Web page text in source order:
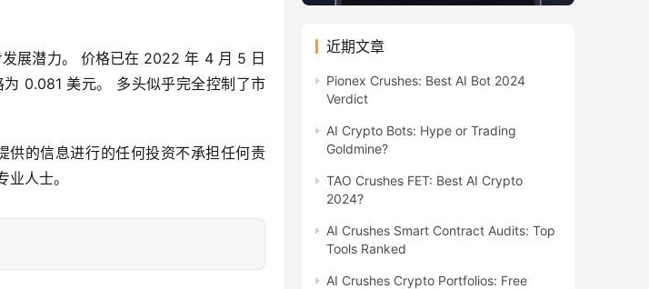
展潜力。 价格已在 2022 年 4 月 5 日
0.081 美元。 多头似乎完全控制了市
的信息进行的任何投资不承担任何责
人士。
近期文章
Pionex Crushes: Best AI Bot 2024
Verdict
AI Crypto Bots: Hype or Trading
Goldmine?
TAO Crushes FET: Best AI Crypto
2024?
AI Crushes Smart Contract Audits: Top
Tools Ranked
AI Crushes Crypto Portfolios: Free